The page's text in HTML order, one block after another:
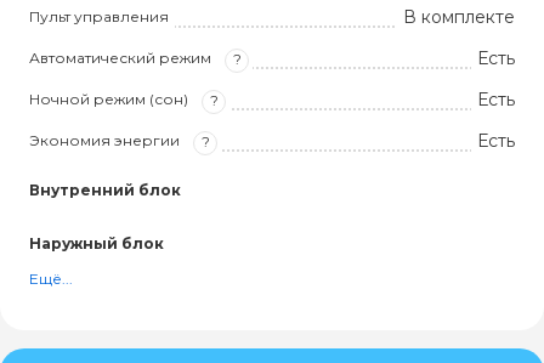
Пульт управления В комплекте
Автоматический режим ? Есть
Ночной режим (сон) ? Есть
Экономия энергии ? Есть
Внутренний блок
Наружный блок
Ещё...